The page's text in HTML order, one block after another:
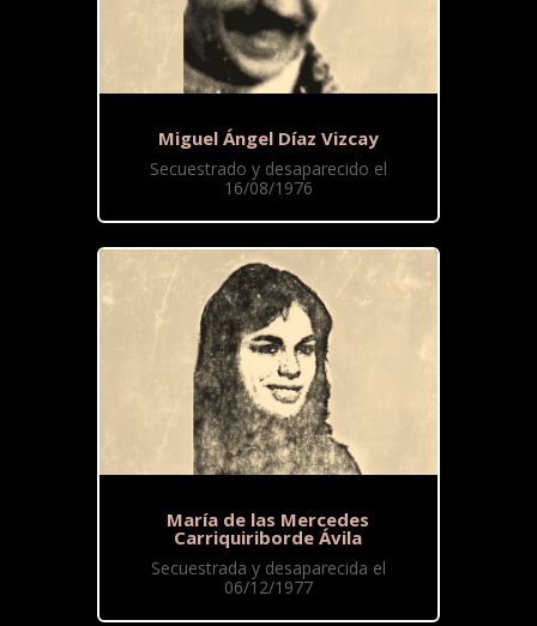
Miguel Ángel Díaz Vizcay
Secuestrado y desaparecido el
16/08/1976
María de las Mercedes
Carriquiriborde Ávila
Secuestrada y desaparecida el
06/12/1977